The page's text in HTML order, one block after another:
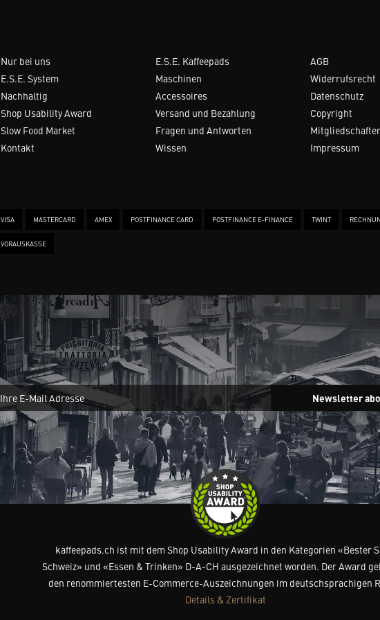
Nur bei uns
E.S.E. System
Nachhaltig
Shop Usability Award
Slow Food Market
Kontakt
E.S.E. Kaffeepads
Maschinen
Accessoires
Versand und Bezahlung
Fragen und Antworten
Wissen
AGB
Widerrufsrecht
Datenschutz
Copyright
Impressum
VISA MASTERCARD AMEX POSTFINANCE CARD POSTFINANCE E-FINANCE TWINT
VORAUSKASSE
Newsletter
kaffeepads.ch ist mit dem Shop Usability Award in den Kategorien «Bester
Schweiz» und «Essen & Trinken» D-A-CH ausgezeichnet worden. Der Award
den renommiertesten E-Commerce-Auszeichnungen im deutschsprachigen
Details & Zertifikat